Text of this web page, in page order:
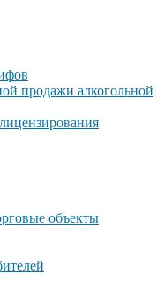
продажи алкогольной
объекты